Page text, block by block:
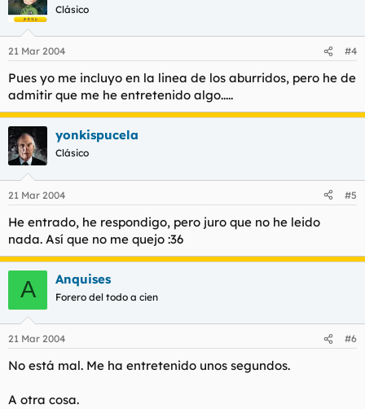
Clásico
21 Mar 2004 #4
Pues yo me incluyo en la linea de los aburridos, pero he de
admitir que me he entretenido algo.....
yonkispucela
Clásico
21 Mar 2004 #5
He entrado, he respondigo, pero juro que no he leido
nada. Así que no me quejo :36
A Anquises
Forero del todo a cien
21 Mar 2004 #6
No está mal. Me ha entretenido unos segundos.
A otra cosa.